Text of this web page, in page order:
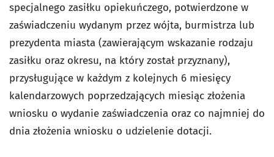
specjalnego zasiłku opiekuńczego, potwierdzone w
zaświadczeniu wydanym przez wójta, burmistrza lub
prezydenta miasta (zawierającym wskazanie rodzaju
zasiłku oraz okresu, na który został przyznany),
przysługujące w każdym z kolejnych 6 miesięcy
kalendarzowych poprzedzających miesiąc złożenia
wniosku o wydanie zaświadczenia oraz co najmniej do
dnia złożenia wniosku o udzielenie dotacji.